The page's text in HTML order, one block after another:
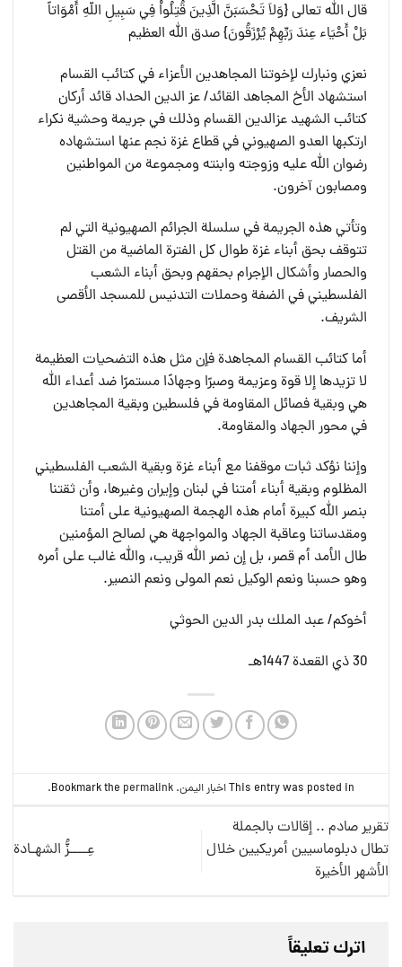
قال الله تعالى {وَلاَ تَحْسَبَنَّ الَّذِينَ قُتِلُواْ فِي سَبِيلِ اللّهِ أَمْوَاتاً
بَلْ أَحْيَاء عِندَ رَبِّهِمْ يُرْزَقُونَ} صدق الله العظيم
نعزي ونبارك لإخوتنا المجاهدين الأعزاء في كتائب القسام
استشهاد الأخ المجاهد القائد/ عز الدين الحداد قائد أركان
كتائب الشهيد عزالدين القسام وذلك في جريمة وحشية نكراء
ارتكبها العدو الصهيوني في قطاع غزة نجم عنها استشهاده
رضوان الله عليه وزوجته وابنته ومجموعة من المواطنين
ومصابون آخرون.
وتأتي هذه الجريمة في سلسلة الجرائم الصهيونية التي لم
تتوقف بحق أبناء غزة طوال كل الفترة الماضية من القتل
والحصار وأشكال الإجرام بحقهم وبحق أبناء الشعب
الفلسطيني في الضفة وحملات التدنيس للمسجد الأقصى
الشريف.
أما كتائب القسام المجاهدة فإن مثل هذه التضحيات العظيمة
لا تزيدها إلا قوة وعزيمة وصبرًا وجهادًا مستمرًا ضد أعداء الله
هي وبقية فصائل المقاومة في فلسطين وبقية المجاهدين
في محور الجهاد والمقاومة.
وإننا نؤكد ثبات موقفنا مع أبناء غزة وبقية الشعب الفلسطيني
المظلوم وبقية أبناء أمتنا في لبنان وإيران وغيرها، وأن ثقتنا
بنصر الله كبيرة أمام هذه الهجمة الصهيونية على أمتنا
ومقدساتنا وعاقبة الجهاد والمواجهة هي لصالح المؤمنين
طال الأمد أم قصر، بل إن نصر الله قريب، والله غالب على أمره
وهو حسبنا ونعم الوكيل نعم المولى ونعم النصير.
أخوكم/ عبد الملك بدر الدين الحوثي
30 ذي القعدة 1447هـ
This entry was posted inاخبار اليمن. Bookmark the
permalink
.
تقرير صادم .. إقالات بالجملة
تطال دبلوماسيين أمريكيين خلال
الأشهر الأخيرة
عِــــزُّ الشهـادة
اترك تعليقاً